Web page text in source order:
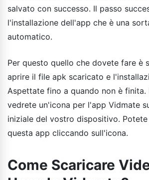
salvato con successo. Il passo
l'installazione dell'app che è una
automatico.
Per questo quello che dovete fare è
aprire il file apk scaricato e
Aspettate fino a quando non è
vedrete un'icona per l'app Vidmate
iniziale del vostro dispositivo.
questa app cliccando sull'icona.
Come Scaricare